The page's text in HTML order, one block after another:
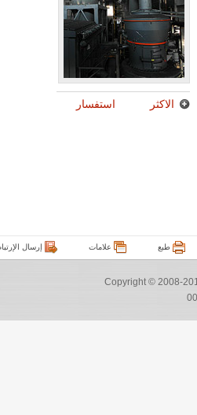
الاكثر استفسار
طبع علامات إرسال
Copyright © 2008-